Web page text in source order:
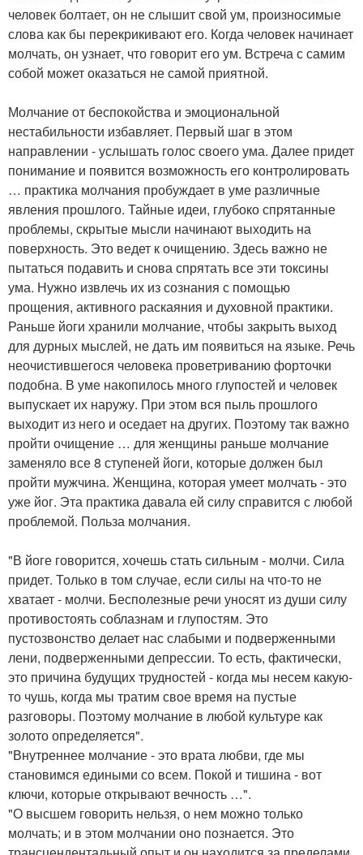
человек болтает, он не слышит свой ум, произносимые
слова как бы перекрикивают его. Когда человек начинает
молчать, он узнает, что говорит его ум. Встреча с самим
собой может оказаться не самой приятной.
Молчание от беспокойства и эмоциональной
нестабильности избавляет. Первый шаг в этом
направлении - услышать голос своего ума. Далее придет
понимание и появится возможность его контролировать
… практика молчания пробуждает в уме различные
явления прошлого. Тайные идеи, глубоко спрятанные
проблемы, скрытые мысли начинают выходить на
поверхность. Это ведет к очищению. Здесь важно не
пытаться подавить и снова спрятать все эти токсины
ума. Нужно извлечь их из сознания с помощью
прощения, активного раскаяния и духовной практики.
Раньше йоги хранили молчание, чтобы закрыть выход
для дурных мыслей, не дать им появиться на языке. Речь
неочистившегося человека проветриванию форточки
подобна. В уме накопилось много глупостей и человек
выпускает их наружу. При этом вся пыль прошлого
выходит из него и оседает на других. Поэтому так важно
пройти очищение … для женщины раньше молчание
заменяло все 8 ступеней йоги, которые должен был
пройти мужчина. Женщина, которая умеет молчать - это
уже йог. Эта практика давала ей силу справится с любой
проблемой. Польза молчания.
"В йоге говорится, хочешь стать сильным - молчи. Сила
придет. Только в том случае, если силы на что-то не
хватает - молчи. Бесполезные речи уносят из души силу
противостоять соблазнам и глупостям. Это
пустозвонство делает нас слабыми и подверженными
лени, подверженными депрессии. То есть, фактически,
это причина будущих трудностей - когда мы несем какую-
то чушь, когда мы тратим свое время на пустые
разговоры. Поэтому молчание в любой культуре как
золото определяется".
"Внутреннее молчание - это врата любви, где мы
становимся едиными со всем. Покой и тишина - вот
ключи, которые открывают вечность …".
"О высшем говорить нельзя, о нем можно только
молчать; и в этом молчании оно познается. Это